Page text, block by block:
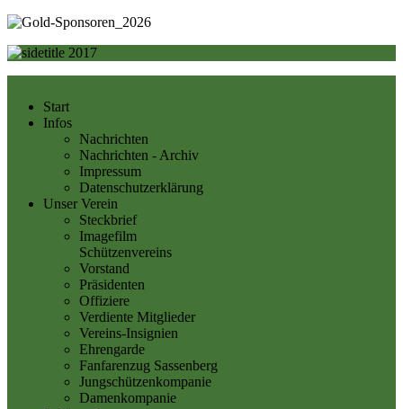
Start
Infos
Nachrichten
Nachrichten - Archiv
Impressum
Datenschutzerklärung
Unser Verein
Steckbrief
Imagefilm
Schützenvereins
Vorstand
Präsidenten
Offiziere
Verdiente Mitglieder
Vereins-Insignien
Ehrengarde
Fanfarenzug Sassenberg
Jungschützenkompanie
Damenkompanie